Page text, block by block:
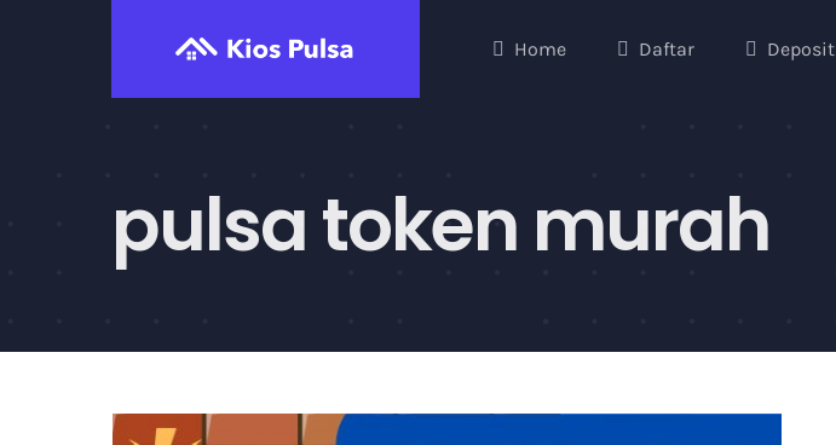
Home Daftar Deposit
pulsa token murah